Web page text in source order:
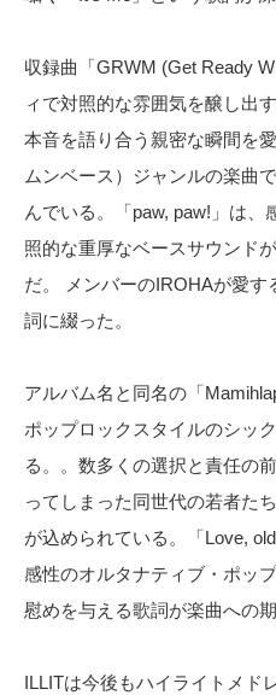
収録曲「GRWM (Get Ready
ィで対照的な雰囲気を醸し出
本音を語り合う親密な瞬間を
ムンベース）ジャンルの楽曲
んでいる。「paw, paw!」は
照的な重厚なベースサウンド
だ。 メンバーのIROHAが愛
詞に綴った。
アルバム名と同名の「
ポップロックスタイルのシッ
る。。数多くの選択と責任の
ってしまった同世代の若者た
が込められている。「Love,
感性のオルタナティブ・ポッ
慰めを与える歌詞が楽曲への
ILLITは今後もハイライトメド